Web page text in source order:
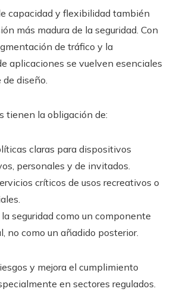
capacidad y flexibilidad también
más madura de la seguridad. Con
de tráfico y la
aplicaciones se vuelven esenciales
de diseño.
tienen la obligación de:
claras para dispositivos
personales y de invitados.
críticos de usos recreativos o
seguridad como un componente
no como un añadido posterior.
y mejora el cumplimiento
en sectores regulados.